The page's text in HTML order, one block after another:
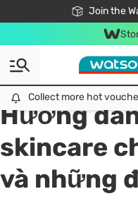
Join the
Free24h Fast
Collect more hot
All
Chăm Sóc Cá Nhân
Hướng
skincare
và những